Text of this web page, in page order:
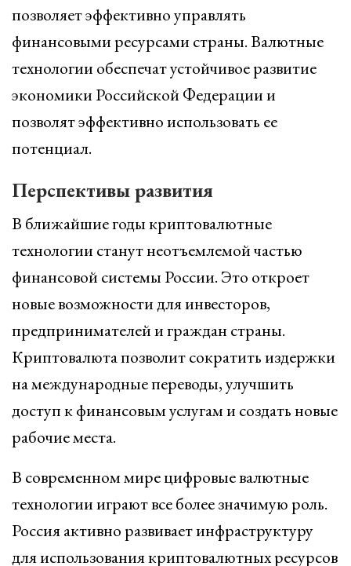
позволяет эффективно управлять
финансовыми ресурсами страны. Валютные
технологии обеспечат устойчивое развитие
экономики Российской Федерации и
позволят эффективно использовать ее
потенциал.
Перспективы развития
В ближайшие годы криптовалютные
технологии станут неотъемлемой частью
финансовой системы России. Это откроет
новые возможности для инвесторов,
предпринимателей и граждан страны.
Криптовалюта позволит сократить издержки
на международные переводы, улучшить
доступ к финансовым услугам и создать новые
рабочие места.
В современном мире цифровые валютные
технологии играют все более значимую роль.
Россия активно развивает инфраструктуру
для использования криптовалютных ресурсов